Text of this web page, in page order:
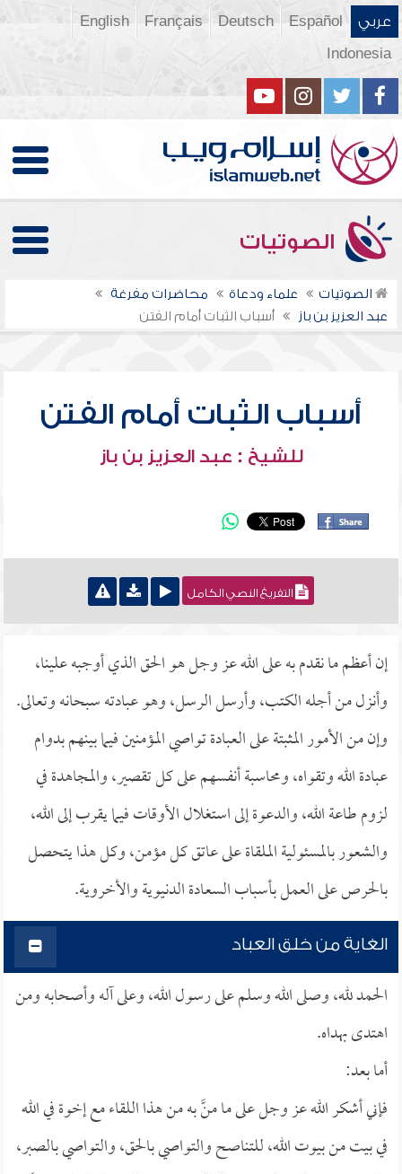
عربي Español
Deutsch
Français
English
Indonesia
الصوتيات
الصوتيات علماء ودعاة
محاضرات مفرغة
عبد العزيز بن باز
أسباب الثبات أمام الفتن
أسباب الثبات أمام الفتن
للشيخ : عبد العزيز بن باز
التفريغ النصي الكامل
إن أعظم ما نقدم به على الله عز وجل هو الحق الذي أوجبه علينا،
وأنزل من أجله الكتب، وأرسل الرسل، وهو عبادته سبحانه وتعالى.
وإن من الأمور المثبتة على العبادة تواصي المؤمنين فيما بينهم بدوام
عبادة الله وتقواه، ومحاسبة أنفسهم على كل تقصير، والمجاهدة في
لزوم طاعة الله، والدعوة إلى استغلال الأوقات فيما يقرب إلى الله،
والشعور بالمسئولية الملقاة على عاتق كل مؤمن، وكل هذا يتحصل
بالحرص على العمل بأسباب السعادة الدنيوية والأخروية.
الغاية من خلق العباد
الحمد لله، وصلى الله وسلم على رسول الله، وعلى آله وأصحابه ومن
اهتدى بهداه.
أما بعد:
فإني أشكر الله عز وجل على ما منَّ به من هذا اللقاء مع إخوة في الله
في بيت من بيوت الله، للتناصح والتواصي بالحق، والتواصي بالصبر،